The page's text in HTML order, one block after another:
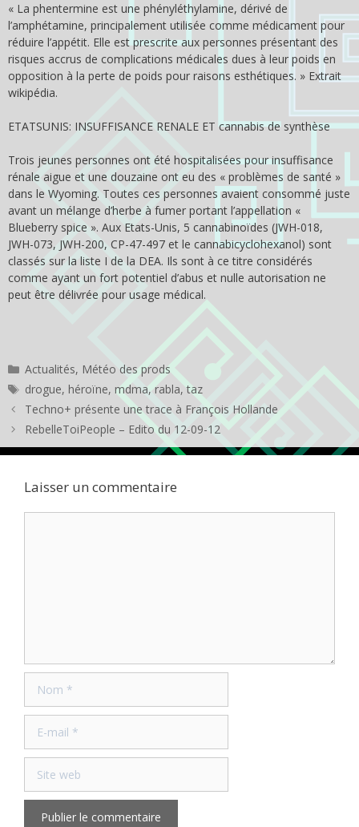
« La phentermine est une phényléthylamine, dérivé de
l’amphétamine, principalement utilisée comme médicament pour
réduire l’appétit. Elle est prescrite aux personnes présentant des
risques accrus de complications médicales dues à leur poids en
opposition à la perte de poids pour raisons esthétiques. » Extrait
wikipédia.
ETATS­UNIS: INSUFFISANCE RENALE ET cannabis de synthèse
Trois jeunes personnes ont été hospitalisées pour insuffisance
rénale aigue et une douzaine ont eu des « problèmes de santé »
dans le Wyoming. Toutes ces personnes avaient consommé juste
avant un mélange d’herbe à fumer portant l’appellation «
Blueberry spice ». Aux Etats-Unis, 5 cannabinoïdes (JWH-018,
JWH-073, JWH-200, CP-47-497 et le cannabicyclohexanol) sont
classés sur la liste I de la DEA. Ils sont à ce titre considérés
comme ayant un fort potentiel d’abus et nulle autorisation ne
peut être délivrée pour usage médical.
Catégories
Actualités, Météo des prods
Étiquettes
drogue, héroïne, mdma,rabla,taz
Techno+ présente une trace à François Hollande
RebelleToiPeople – Edito du 12-09-12
Laisser un commentaire
mail
web